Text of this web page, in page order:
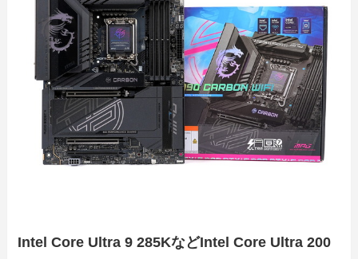
Intel Core Ultra 9 285KなどIntel Core Ultra 200